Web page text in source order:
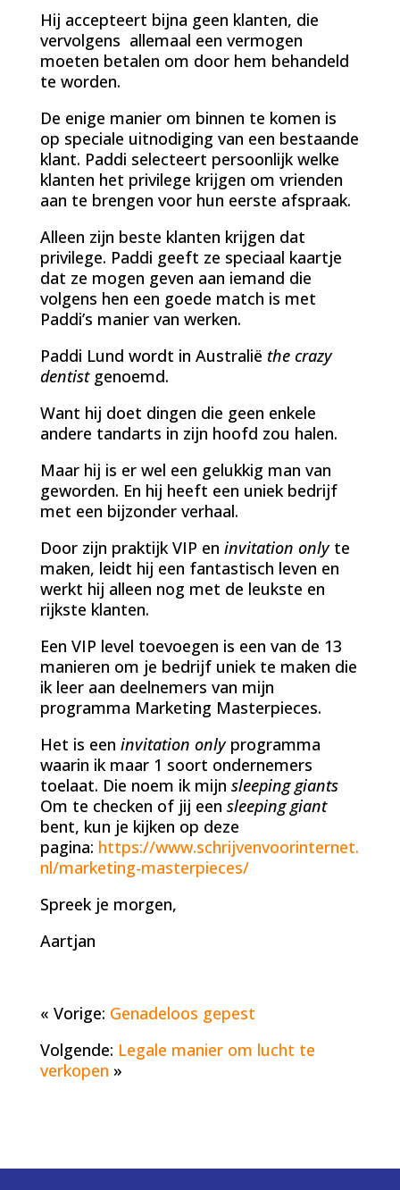
Hij accepteert bijna geen klanten, die
vervolgens allemaal een vermogen
moeten betalen om door hem behandeld
te worden.
De enige manier om binnen te komen is
op speciale uitnodiging van een bestaande
klant. Paddi selecteert persoonlijk welke
klanten het privilege krijgen om vrienden
aan te brengen voor hun eerste afspraak.
Alleen zijn beste klanten krijgen dat
privilege. Paddi geeft ze speciaal kaartje
dat ze mogen geven aan iemand die
volgens hen een goede match is met
Paddi’s manier van werken.
Paddi Lund wordt in Australië the crazy
dentistgenoemd.
Want hij doet dingen die geen enkele
andere tandarts in zijn hoofd zou halen.
Maar hij is er wel een gelukkig man van
geworden. En hij heeft een uniek bedrijf
met een bijzonder verhaal.
Door zijn praktijk VIP en invitation onlyte
maken, leidt hij een fantastisch leven en
werkt hij alleen nog met de leukste en
rijkste klanten.
Een VIP level toevoegen is een van de 13
manieren om je bedrijf uniek te maken die
ik leer aan deelnemers van mijn
programma Marketing Masterpieces.
Het is een invitation onlyprogramma
waarin ik maar 1 soort ondernemers
toelaat. Die noem ik mijn sleeping giants
Om te checken of jij een sleeping giant
bent, kun je kijken op deze
pagina: https://www.schrijvenvoorinternet.
nl/marketing-masterpieces/
Spreek je morgen,
Aartjan
« Vorige: Genadeloos gepest
Volgende: Legale manier om lucht te
verkopen »